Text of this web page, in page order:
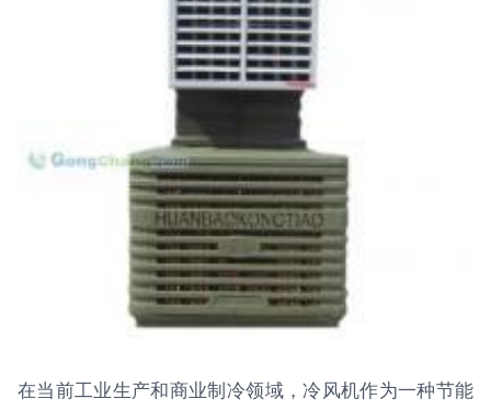
在当前工业生产和商业制冷领域，冷风机作为一种节能